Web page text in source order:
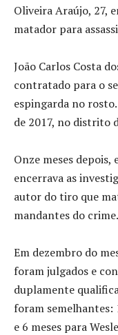
Oliveira Araújo, 27,
matador para
João Carlos Costa
contratado para o
espingarda no
de 2017, no distrito
Onze meses
encerrava as
autor do tiro que
mandantes do crime.
Em dezembro do
foram julgados e
duplamente
foram semelhantes:
e 6 meses para